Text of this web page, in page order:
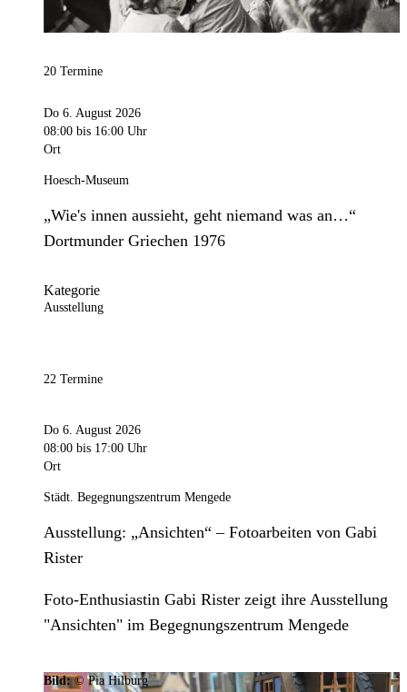
20 Termine
Do 6. August 2026
08:00 bis 16:00 Uhr
Ort
Hoesch-Museum
„Wie's innen aussieht, geht niemand was an…“
Dortmunder Griechen 1976
Kategorie
Ausstellung
22 Termine
Do 6. August 2026
08:00 bis 17:00 Uhr
Ort
Städt. Begegnungszentrum Mengede
Ausstellung: „Ansichten“ – Fotoarbeiten von Gabi
Rister
Foto-Enthusiastin Gabi Rister zeigt ihre Ausstellung
"Ansichten" im Begegnungszentrum Mengede
Bild:© Pia Hilburg